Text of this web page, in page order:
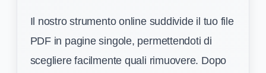
Il nostro strumento online suddivide il tuo file
PDF in pagine singole, permettendoti di
scegliere facilmente quali rimuovere. Dopo